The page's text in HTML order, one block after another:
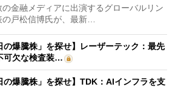
金融メディアに出演するグローバルリン
戸松信博氏が、最新…
の爆騰株」を探せ】レーザーテック：最先
可欠な検査装…
の爆騰株」を探せ】TDK：AIインフラを支